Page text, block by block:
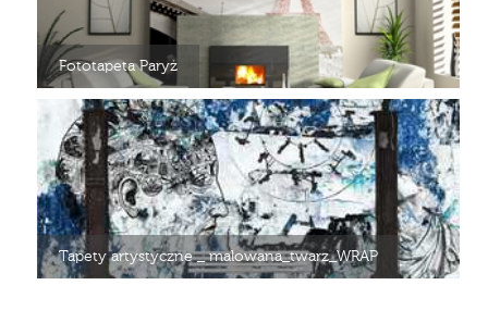
Fototapeta Paryż
Tapety artystyczne _ malowana_twarz_WRAP